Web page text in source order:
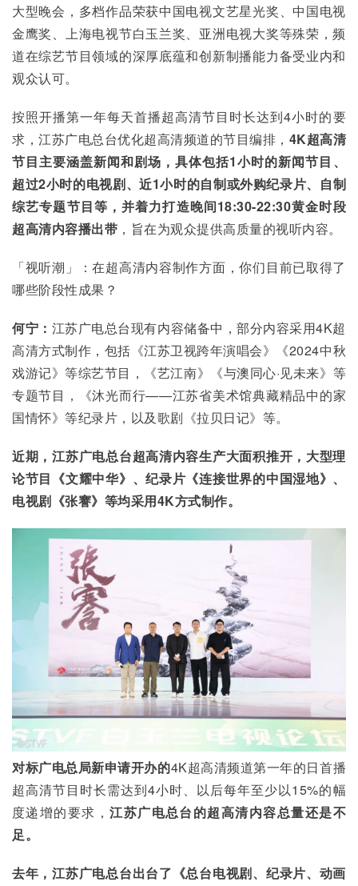
大型晚会，多档作品荣获中国电视文艺星光奖、中国电视
金鹰奖、上海电视节白玉兰奖、亚洲电视大奖等殊荣，频
道在综艺节目领域的深厚底蕴和创新制播能力备受业内和
观众认可。
按照开播第一年每天首播超高清节目时长达到4小时的要
求，江苏广电总台优化超高清频道的节目编排， 4K超高清
节目主要涵盖新闻和剧场，具体包括1小时的新闻节目、
超过2小时的电视剧、近1小时的自制或外购纪录片、自制
综艺专题节目等，并着力打造晚间18:30-22:30黄金时段
超高清内容播出带 ，旨在为观众提供高质量的视听内容。
「视听潮」：在超高清内容制作方面，你们目前已取得了
哪些阶段性成果？
何宁： 江苏广电总台现有内容储备中，部分内容采用4K超
高清方式制作，包括《江苏卫视跨年演唱会》《2024中秋
戏游记》等综艺节目，《艺江南》《与澳同心·见未来》等
专题节目，《沐光而行——江苏省美术馆典藏精品中的家
国情怀》等纪录片，以及歌剧《拉贝日记》等。
近期，江苏广电总台超高清内容生产大面积推开，大型理
论节目《文耀中华》、纪录片《连接世界的中国湿地》、
电视剧《张謇》等均采用4K方式制作。
对标广电总局新申请开办的4K超高清频道第一年的日首播
超高清节目时长需达到4小时、以后每年至少以15%的幅
度递增的要求，江苏广电总台的超高清内容总量还是不
足。
去年，江苏广电总台出台了《总台电视剧、纪录片、动画